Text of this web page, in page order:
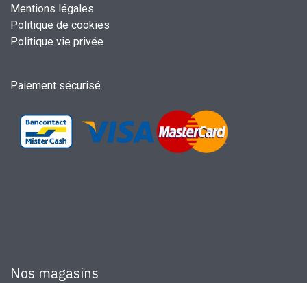
Mentions légales
Politique de cookies
Politique vie privée
Paiement sécurisé
Nos magasins